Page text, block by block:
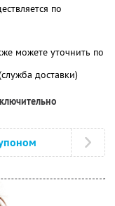
по
можете уточнить по
доставки)